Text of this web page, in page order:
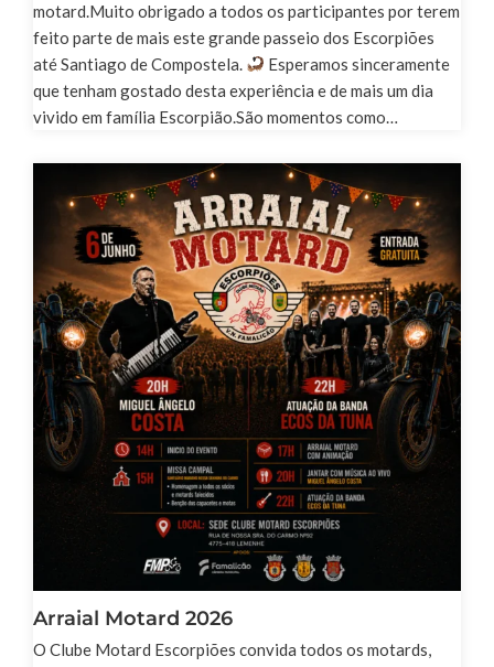
motard.Muito obrigado a todos os participantes por terem
feito parte de mais este grande passeio dos Escorpiões
até Santiago de Compostela.
Esperamos sinceramente
que tenham gostado desta experiência e de mais um dia
vivido em família Escorpião.São momentos como…
Arraial Motard 2026
O Clube Motard Escorpiões convida todos os motards,